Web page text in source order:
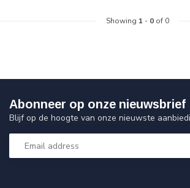
Showing 1 - 0of 0
Abonneer op onze nieuwsbrief
Blijf op de hoogte van onze nieuwste